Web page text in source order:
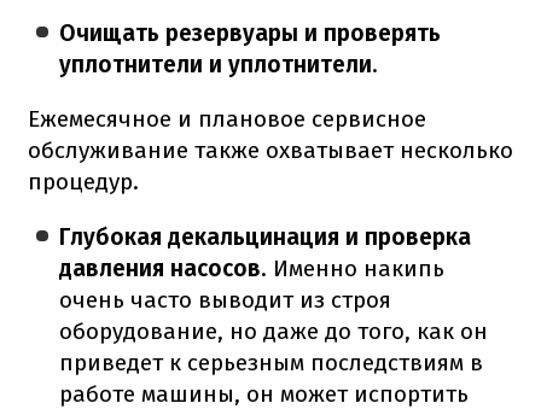
Очищать резервуары и проверять
уплотнители и уплотнители.
Ежемесячное и плановое сервисное
обслуживание также охватывает несколько
процедур.
Глубокая декальцинация и проверка
давления насосов. Именно накипь
очень часто выводит из строя
оборудование, но даже до того, как он
приведет к серьезным последствиям в
работе машины, он может испортить